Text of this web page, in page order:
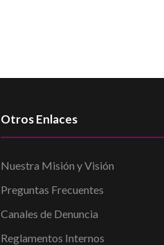
Otros Enlaces
Nuestra Misión y Visión
Preguntas Frecuentes
Canales de Denuncia
Reglamentos Internos